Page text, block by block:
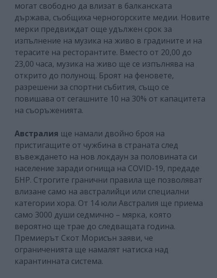
могат свободно да влизат в балканската
държава, съобщиха черногорските медии. Новите
мерки предвиждат още удължен срок за
изпълнение на музика на живо в градините и на
терасите на ресторантите. Вместо от 20,00 до
23,00 часа, музика на живо ще се изпълнява на
открито до полунощ. Броят на феновете,
разрешени за спортни събития, също се
повишава от сегашните 10 на 30% от капацитета
на съоръженията.
Австралия ще намали двойно броя на
пристигащите от чужбина в страната след
въвеждането на нов локдаун за половината си
население заради огнища на COVID-19, предаде
БНР. Строгите гранични правила ще позволяват
влизане само на австралийци или специални
категории хора. От 14 юли Австралия ще приема
само 3000 души седмично – мярка, която
вероятно ще трае до следващата година.
Премиерът Скот Морисън заяви, че
ограниченията ще намалят натиска над
карантинната система.